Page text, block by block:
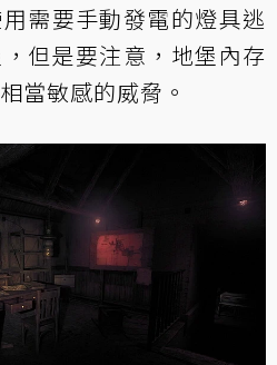
需要手動發電的燈具逃
但是要注意，地堡內存
當敏感的威脅。